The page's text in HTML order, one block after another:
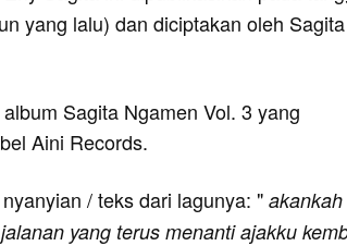
yang lalu) dan diciptakan oleh Sagita
Sagita Ngamen Vol. 3 yang
Aini Records.
/ teks dari lagunya: "
yang terus menanti ajakku